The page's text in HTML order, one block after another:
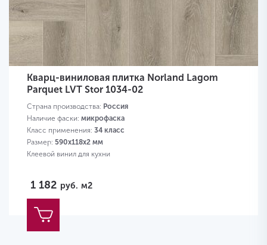
Кварц-виниловая плитка Norland Lagom
Parquet LVT Stor 1034-02
Страна производства: Россия
Наличие фаски: микрофаска
Класс применения: 34 класс
Размер: 590х118х2 мм
Клеевой винил для кухни
1 182 руб. м2